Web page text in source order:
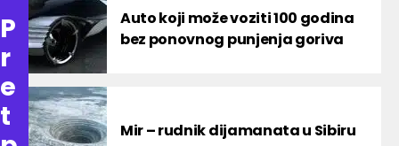
Auto koji može voziti 100 godina
bez ponovnog punjenja goriva
Mir – rudnik dijamanata u Sibiru
P
r
e
t